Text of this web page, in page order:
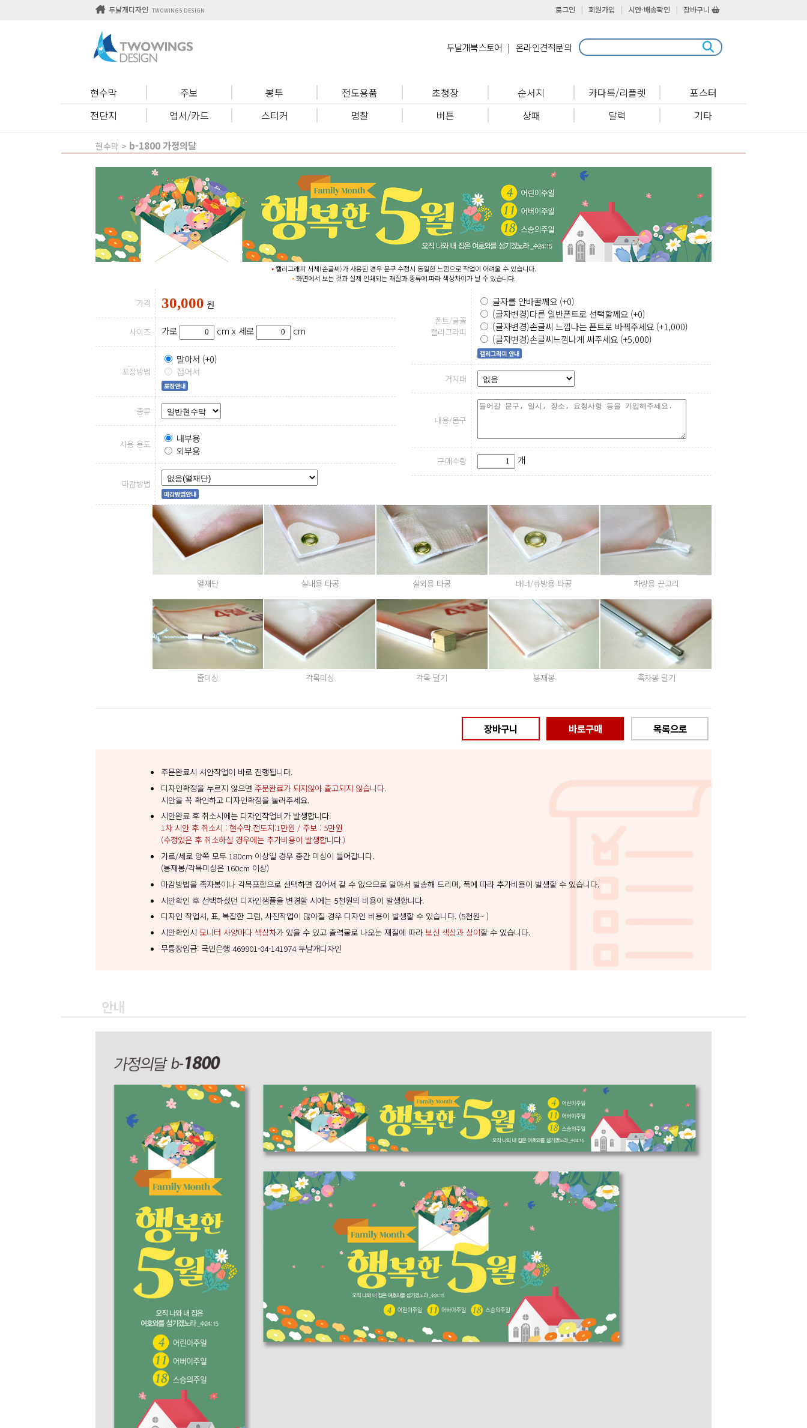
두날개디자인 TWOWINGS DESIGN 로그인 | 회원가입 | 시안·배송확인 | 장바구니
두날개북스토어 |온라인견적문의
현수막 주보 봉투 전도용품 초청장 순서지 카다록/리플렛
포스터
전단지
엽서/카드 스티커 명찰 버튼 상패 달력 기타
현수막 > b-1800 가정의달
⦁캘리그래피 서체(손글씨)가 사용된 경우 문구 수정시 동일한 느낌으로 작업이 어려울 수 있습니다.
⦁화면에서 보는 것과 실제 인쇄되는 재질과 종류에 따라 색상차이가 날 수 있습니다.
가격 30,000 원
사이즈 가로 cm x 세로 cm
포장방법
말아서 (+0)
접어서
포장안내
종류
사용 용도
내부용
외부용
마감방법
마감방법안내
폰트/글꼴
캘리그라피
글자를 안바꿀께요 (+0)
(글자변경)다른 일반폰트로 선택할께요 (+0)
(글자변경)손글씨 느낌나는 폰트로 바꿔주세요 (+1,000)
(글자변경)손글씨느낌나게 써주세요 (+5,000)
캘리그라피 안내
거치대
내용/문구
구매수량 개
열재단 실내용 타공 실외용 타공 배너/큐방용 타공 차량용 끈고리
줄미싱 각목미싱 각목 달기 봉재봉 족자봉 달기
장바구니 바로구매 목록으로
주문완료시 시안작업이 바로 진행됩니다.
디자인확정을 누르지 않으면 주문완료가 되지않아 출고되지 않습니다.
시안을 꼭 확인하고 디자인확정을 눌러주세요.
시안완료 후 취소시에는 디자인작업비가 발생합니다.
1차 시안 후 취소시 : 현수막.전도지:1만원 / 주보 : 5만원
(수정있은 후 취소하실 경우에는 추가비용이 발생합니다.)
가로/세로 양쪽 모두 180cm 이상일 경우 중간 미싱이 들어갑니다.
(봉재봉/각목미싱은 160cm 이상)
마감방법을 족자봉이나 각목포함으로 선택하면 접어서 갈 수 없으므로 말아서 발송해 드리며, 폭에 따라 추가비용이 발생할 수 있습니다.
시안확인 후 선택하셨던 디자인샘플을 변경할 시에는 5천원의 비용이 발생합니다.
디자인 작업시, 표, 복잡한 그림, 사진작업이 많아질 경우 디자인 비용이 발생할 수 있습니다. (5천원~ )
시안확인시 모니터 사양마다 색상차가 있을 수 있고 출력물로 나오는 재질에 따라 보신 색상과 상이할 수 있습니다.
무통장입금: 국민은행 469901-04-141974 두날개디자인
안내